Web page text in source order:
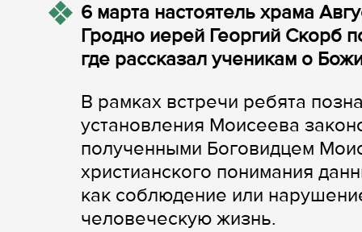
6 марта настоятель храма
Гродно иерей Георгий Скорб
где рассказал ученикам о
В рамках встречи ребята
установления Моисеева
полученными Боговидцем
христианского понимания
как соблюдение или
человеческую жизнь.